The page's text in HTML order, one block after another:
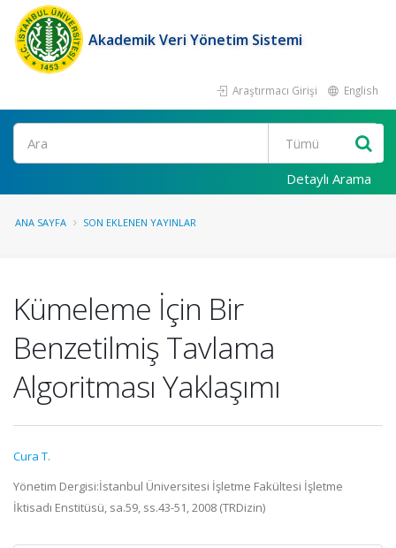
Akademik Veri Yönetim Sistemi
Araştırmacı Girişi English
Ara
Detaylı Arama
ANA SAYFA SON EKLENEN YAYINLAR
Kümeleme İçin Bir
Benzetilmiş Tavlama
Algoritması Yaklaşımı
Cura T.
Yönetim Dergisi:İstanbul Üniversitesi İşletme Fakültesi İşletme
İktisadı Enstitüsü, sa.59, ss.43-51, 2008 (TRDizin)